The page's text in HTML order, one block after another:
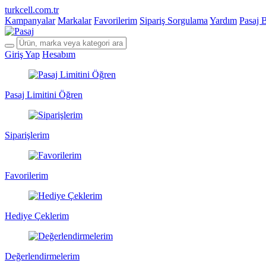
turkcell.com.tr
Kampanyalar Markalar Favorilerim Sipariş Sorgulama Yardım Pasaj
Giriş Yap Hesabım
Pasaj Limitini Öğren
Siparişlerim
Favorilerim
Hediye Çeklerim
Değerlendirmelerim